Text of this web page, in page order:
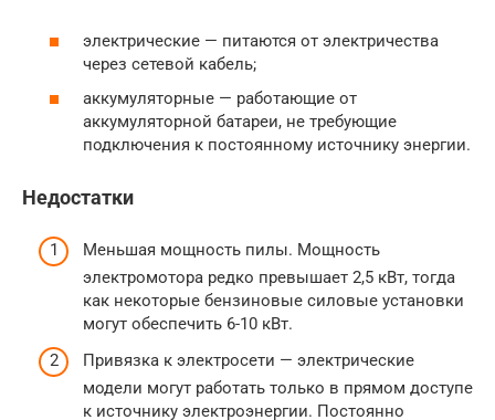
электрические — питаются от электричества
через сетевой кабель;
аккумуляторные — работающие от
аккумуляторной батареи, не требующие
подключения к постоянному источнику энергии.
Недостатки
Меньшая мощность пилы. Мощность
электромотора редко превышает 2,5 кВт, тогда
как некоторые бензиновые силовые установки
могут обеспечить 6-10 кВт.
Привязка к электросети — электрические
модели могут работать только в прямом доступе
к источнику электроэнергии. Постоянно